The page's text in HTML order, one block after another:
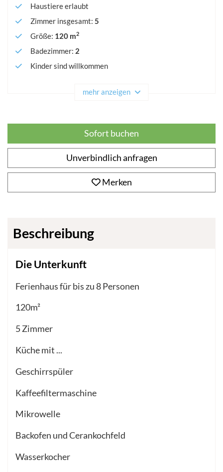
Haustiere erlaubt
Zimmer insgesamt: 5
Größe: 120 m2
Badezimmer: 2
Kinder sind willkommen
mehr anzeigen
Sofort buchen
Unverbindlich anfragen
Merken
Beschreibung
Die Unterkunft
Ferienhaus für bis zu 8 Personen
120m²
5 Zimmer
Küche mit ...
Geschirrspüler
Kaffeefiltermaschine
Mikrowelle
Backofen und Cerankochfeld
Wasserkocher